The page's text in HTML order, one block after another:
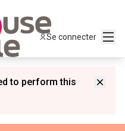
Se connecter
to perform this